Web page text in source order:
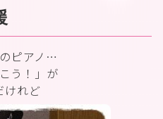
ピアノ…
う！」が
けれど